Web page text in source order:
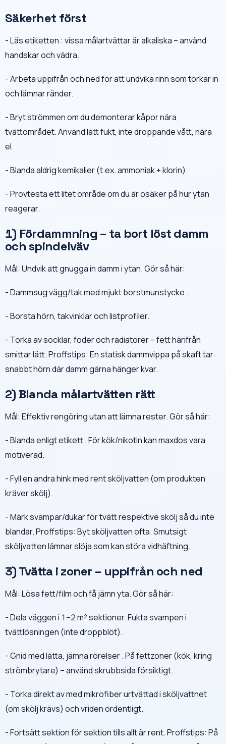
Säkerhet först
- Läs etiketten : vissa målartvättar är alkaliska – använd
handskar och vädra.
- Arbeta uppifrån och ned för att undvika rinn som torkar in
och lämnar ränder.
- Bryt strömmen om du demonterar kåpor nära
tvättområdet. Använd lätt fukt, inte droppande vått, nära
el.
- Blanda aldrig kemikalier (t.ex. ammoniak + klorin).
- Provtesta ett litet område om du är osäker på hur ytan
reagerar.
1) Fördammning – ta bort löst damm
och spindelväv
Mål: Undvik att gnugga in damm i ytan. Gör så här:
- Dammsug vägg/tak med mjukt borstmunstycke .
- Borsta hörn, takvinklar och listprofiler.
- Torka av socklar, foder och radiatorer – fett härifrån
smittar lätt. Proffstips: En statisk dammvippa på skaft tar
snabbt hörn där damm gärna hänger kvar.
2) Blanda målartvätten rätt
Mål: Effektiv rengöring utan att lämna rester. Gör så här:
- Blanda enligt etikett . För kök/nikotin kan maxdos vara
motiverad.
- Fyll en andra hink med rent sköljvatten (om produkten
kräver skölj).
- Märk svampar/dukar för tvätt respektive skölj så du inte
blandar. Proffstips: Byt sköljvatten ofta. Smutsigt
sköljvatten lämnar slöja som kan störa vidhäftning.
3) Tvätta i zoner – uppifrån och ned
Mål: Lösa fett/film och få jämn yta. Gör så här:
- Dela väggen i 1–2 m² sektioner. Fukta svampen i
tvättlösningen (inte droppblöt).
- Gnid med lätta, jämna rörelser . På fettzoner (kök, kring
strömbrytare) – använd skrubbsida försiktigt.
- Torka direkt av med mikrofiber urtvättad i sköljvattnet
(om skölj krävs) och vriden ordentligt.
- Fortsätt sektion för sektion tills allt är rent. Proffstips: På